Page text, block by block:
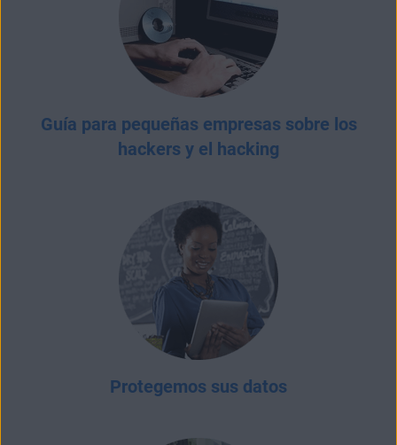
Guía para pequeñas empresas sobre los
hackers y el hacking
Protegemos sus datos